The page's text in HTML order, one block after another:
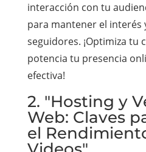
interacción con tu
para mantener el interés
seguidores. ¡Optimiza tu
potencia tu presencia
efectiva!
2. "Hosting y
Web: Claves
el